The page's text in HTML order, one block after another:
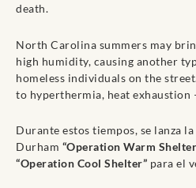
death.
North Carolina summers may
high humidity, causing another
homeless individuals on the
to hyperthermia, heat exhaustion
Durante estos tiempos, se lanza
Durham “Operation Warm
“Operation Cool Shelter” para el